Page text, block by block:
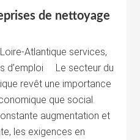
de nettoyage
Atlantique services,
d’emploi Le secteur du
revêt une importance
que social.
augmentation et
les exigences en